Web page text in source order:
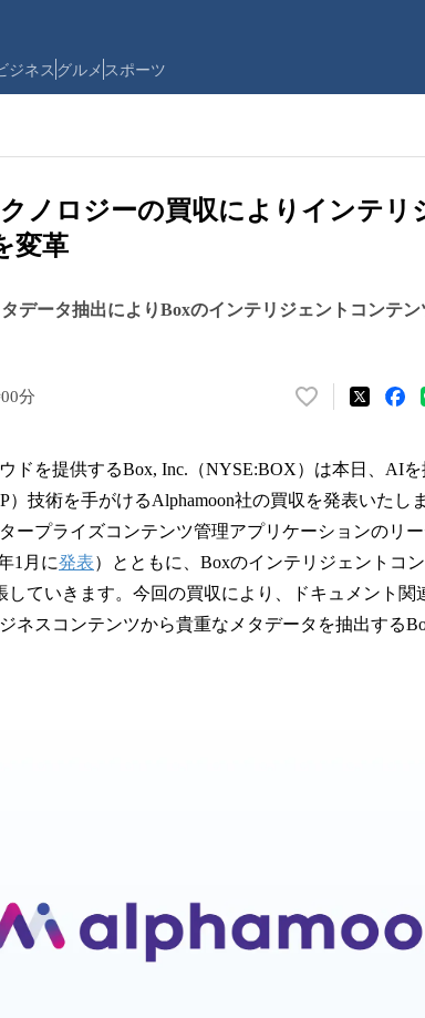
ジネス グルメ スポーツ
ノロジーの買収によりインテリ
変革
データ抽出によりBoxのインテリジェントコンテン
分
い
！
数
を
み
込
み
ドを提供するBox, Inc.（NYSE:BOX）は本日、AI
技術を手がけるAlphamoon社の買収を発表いたし
ープライズコンテンツ管理アプリケーションのリ
1月に発表）とともに、Boxのインテリジェントコ
ていきます。今回の買収により、ドキュメント関
ネスコンテンツから貴重なメタデータを抽出する